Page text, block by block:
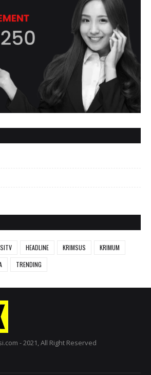
HEADLINE KRIMSUS
KRIMUM
TRENDING
- 2021, All Right Reserved